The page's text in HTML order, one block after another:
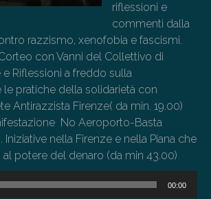
riflessioni e
commenti dalla
razzismo, xenofobia e fascismi.
con Vanni del Collettivo di
Riflessioni a freddo sulla
le pratiche della solidarietà con
Antirazzista Firenze( da min. 19.00)
No Aeroporto-Basta
Iniziative nella Firenze e nella Piana che
potere del denaro (da min 43.00)
00:00